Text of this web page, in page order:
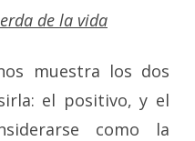
de la vida
muestra los dos
el positivo, y el
como la